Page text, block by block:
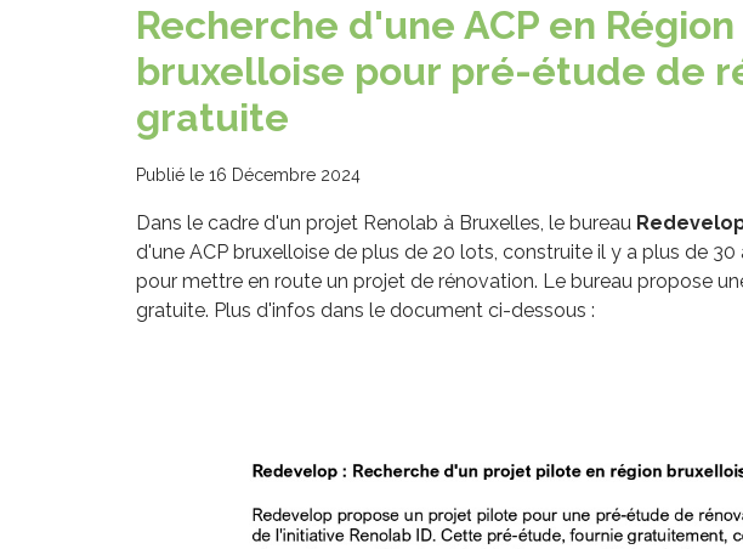
Recherche d'une ACP en Région
bruxelloise pour pré-étude de
gratuite
Publié le 16 Décembre 2024
Dans le cadre d'un projet Renolab à Bruxelles, le bureau
d'une ACP bruxelloise de plus de 20 lots, construite il y a plus de
pour mettre en route un projet de rénovation. Le bureau propose
gratuite. Plus d'infos dans le document ci-dessous :